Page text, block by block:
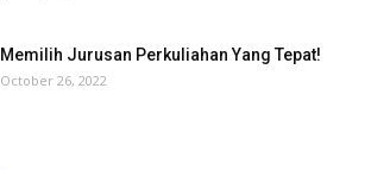
Memilih Jurusan Perkuliahan Yang Tepat!
October 26, 2022